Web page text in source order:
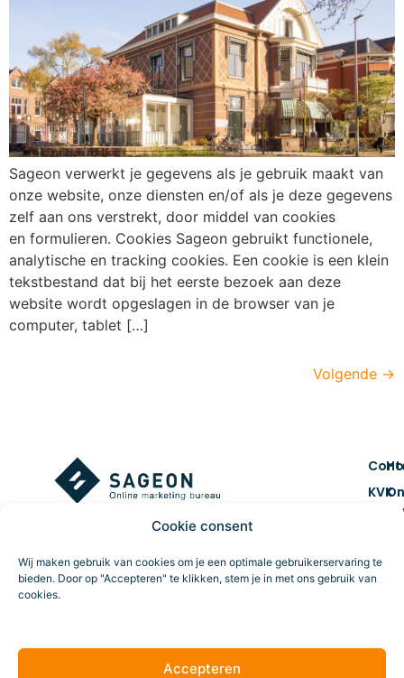
Cookie consent
Wij maken gebruik van cookies om je een optimale gebruikerservaring te
bieden. Door op "Accepteren" te klikken, stem je in met ons gebruik van
cookies.
Accepteren
Sageon verwerkt je gegevens als je gebruik maakt van
onze website, onze diensten en/of als je deze gegevens
zelf aan ons verstrekt, door middel van cookies
en formulieren. Cookies Sageon gebruikt functionele,
analytische en tracking cookies. Een cookie is een klein
tekstbestand dat bij het eerste bezoek aan deze
website wordt opgeslagen in de browser van je
computer, tablet […]
Volgende →
KVK
BTW